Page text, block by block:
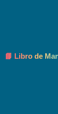
📘 Libro de